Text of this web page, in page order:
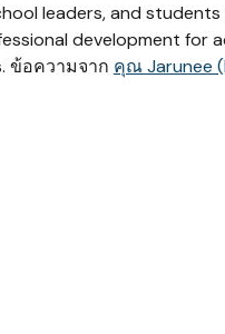
leaders, and
development for
ข้อความจาก คุณ Jarunee